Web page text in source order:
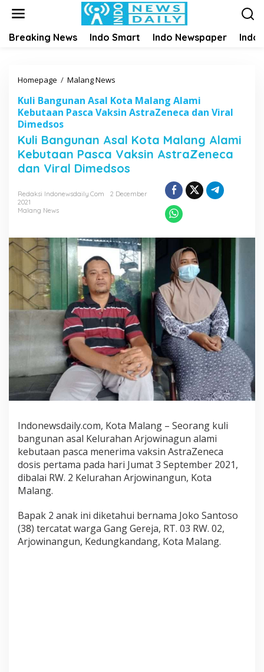
Breaking News Indo Smart Indo Newspaper Indo
Homepage / Malang News
l
i
a
n
u
a
a
K
o
t
a
M
a
l
a
n
g
A
l
m
i
K
e
b
u
a
n
P
Kuli Bangunan Asal Kota Malang Alami
Kebutaan Pasca Vaksin AstraZeneca dan Viral
Dimedsos
Kuli Bangunan Asal Kota Malang Alami
Kebutaan Pasca Vaksin AstraZeneca
dan Viral Dimedsos
Redaksi Indonewsdaily.com
2 December
2021
Malang News
Indonewsdaily.com, Kota Malang – Seorang kuli
bangunan asal Kelurahan Arjowinagun alami
kebutaan pasca menerima vaksin AstraZeneca
dosis pertama pada hari Jumat 3 September 2021,
dibalai RW. 2 Kelurahan Arjowinangun, Kota
Malang.
Bapak 2 anak ini diketahui bernama Joko Santoso
(38) tercatat warga Gang Gereja, RT. 03 RW. 02,
Arjowinangun, Kedungkandang, Kota Malang.